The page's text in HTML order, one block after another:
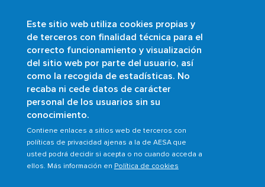
Este sitio web utiliza cookies propias y
de terceros con finalidad técnica para el
correcto funcionamiento y visualización
del sitio web por parte del usuario, así
como la recogida de estadísticas. No
recaba ni cede datos de carácter
personal de los usuarios sin su
conocimiento.
Contiene enlaces a sitios web de terceros con
políticas de privacidad ajenas a la de AESA que
usted podrá decidir si acepta o no cuando acceda a
ellos. Más información en Política de cookies
Skip
to
main
content
Buscar
Breadcrumb
Home
Organisations
Ground Handling Service Providers
Ground Handling Service
Providers